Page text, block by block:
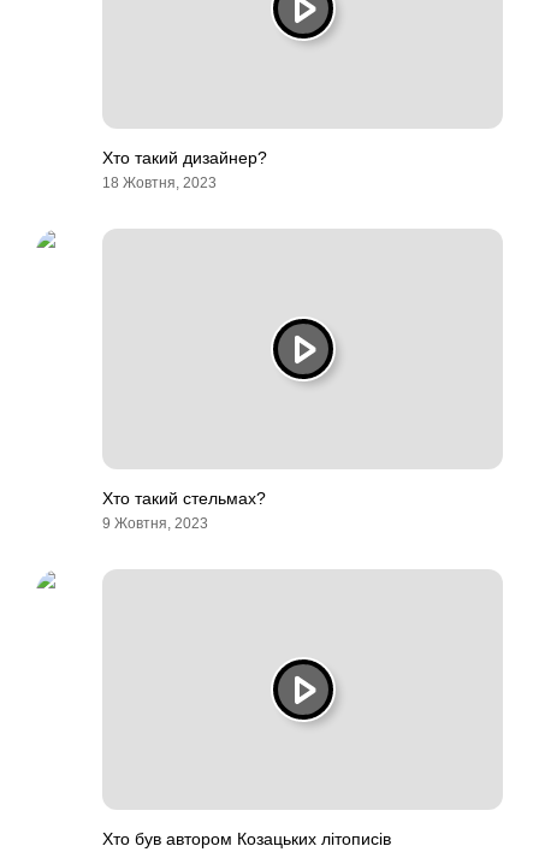
Хто такий дизайнер?
18 Жовтня, 2023
Хто такий стельмах?
9 Жовтня, 2023
Хто був автором Козацьких літописів